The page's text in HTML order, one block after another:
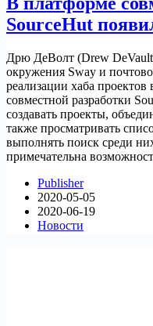
SourceHut
Дрю ДеВолт (Drew
окружения Sway и
реализации хаба
совместной разработки
создавать проекты,
также просматривать
выполнять поиск среди
примечательна
Publisher
2020-05-05
2020-06-19
Новости